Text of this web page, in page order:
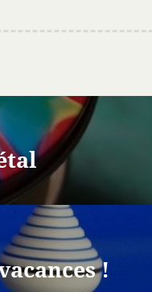
!